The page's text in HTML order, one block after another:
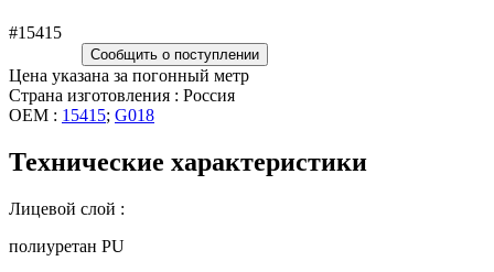
#15415
Сообщить о поступлении
Цена указана за погонный метр
Страна изготовления : Россия
OEM : 15415; G018
Технические характеристики
Лицевой слой :
полиуретан PU